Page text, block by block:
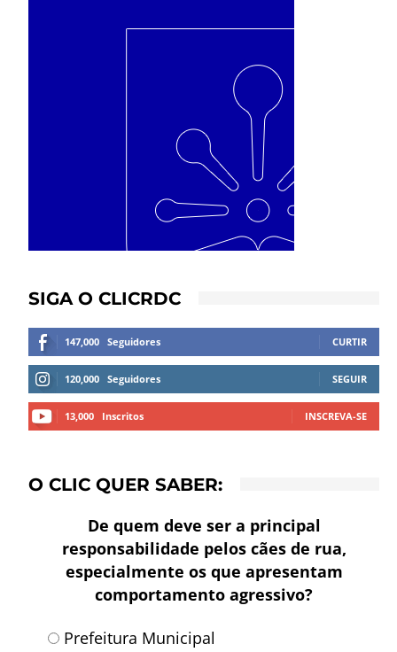
SIGA O CLICRDC
147,000 Seguidores CURTIR
120,000 Seguidores SEGUIR
13,000 Inscritos INSCREVA-SE
O CLIC QUER SABER:
De quem deve ser a principal
responsabilidade pelos cães de rua,
especialmente os que apresentam
comportamento agressivo?
Prefeitura Municipal